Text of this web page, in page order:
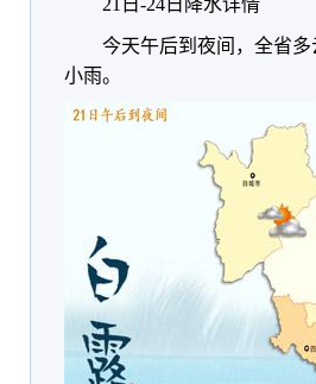
21日-24日降水详情
今天午后到夜间，全省
小雨。